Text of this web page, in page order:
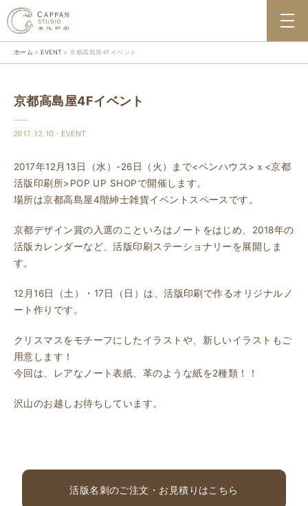
ホーム EVENT 京都高島屋4Fイベント
京都高島屋4Fイベント
2017.12.10 EVENT
2017年12月13日（水）-26日（火）まで<ペンハウス>ｘ<京都
活版印刷所>POP UP SHOPで開催します。
場所は京都高島屋4階紳士雑貨イベントスペースです。
京都デザイン賞の入選のこといろはノートをはじめ、2018年の
活版カレンダーなど、活版印刷ステーショナリーを展開しま
す。
12月16日（土）・17日（日）は、活版印刷で作るオリジナルノ
ート作りです。
クリスマスをモチーフにしたイラストや、新しいイラストもご
用意します！
今回は、レアなノート表紙、革のような紙を2種類！！
沢山のお越しお待ちしています。
活版名刺のご注文・お見積りはこちら